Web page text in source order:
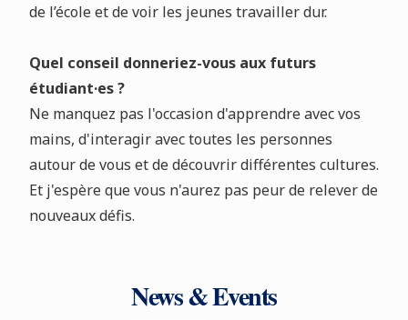
de l’école et de voir les jeunes travailler dur.
Quel conseil donneriez-vous aux futurs
étudiant·es ?
Ne manquez pas l'occasion d'apprendre avec vos
mains, d'interagir avec toutes les personnes
autour de vous et de découvrir différentes cultures.
Et j'espère que vous n'aurez pas peur de relever de
nouveaux défis.
News & Events